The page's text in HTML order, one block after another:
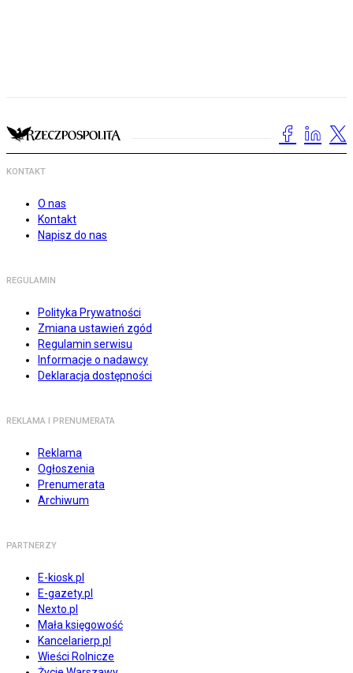
KONTAKT
O nas
Kontakt
Napisz do nas
REGULAMIN
Polityka Prywatności
Zmiana ustawień zgód
Regulamin serwisu
Informacje o nadawcy
Deklaracja dostępności
REKLAMA I PRENUMERATA
Reklama
Ogłoszenia
Prenumerata
Archiwum
PARTNERZY
E-kiosk.pl
E-gazety.pl
Nexto.pl
Mała księgowość
Kancelarierp.pl
Wieści Rolnicze